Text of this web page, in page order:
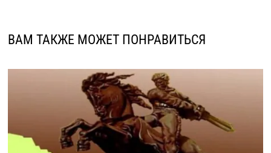
ВАМ ТАКЖЕ МОЖЕТ ПОНРАВИТЬСЯ